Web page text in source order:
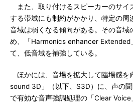
また、取り付けるスピーカーのサイ
する帯域にも制約がかかり、特定の周
音域は弱くなる傾向がある。その音域
め、「Harmonics enhancer Extended
て、低音域を補強している。
ほかには、音場を拡大して臨場感を
sound 3D」（以下、S3D）に、声の
で有効な音声強調処理の「Clear